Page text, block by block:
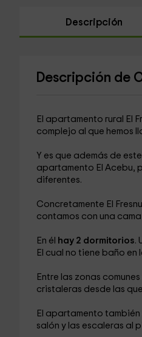
Descripción
Descripción de
El apartamento rural El
complejo al que hemos
Y es que además de
apartamento El Acebu,
diferentes.
Concretamente El Fresnu
contamos con una
En él hay 2 dormitorios.
El cual no tiene baño
Entre las zonas
cristaleras desde las
El apartamento también
salón y las escaleras al